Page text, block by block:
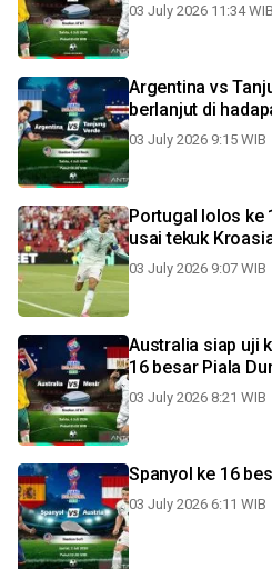
03 July 2026 11:34 WIB
Argentina vs
berlanjut di
03 July 2026 9:15 WIB
Portugal lolos ke
usai tekuk
03 July 2026 9:07 WIB
Australia siap uji
16 besar Piala
03 July 2026 8:21 WIB
Spanyol ke 16
03 July 2026 6:11 WIB